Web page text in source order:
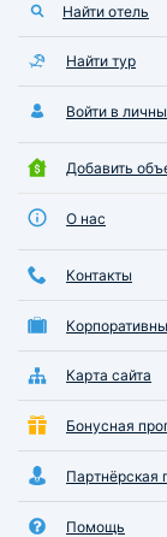
Найти отель
Найти тур
Войти в
Добавить
О нас
Контакты
Карта сайта
Бонусная
Партнёрская
Помощь